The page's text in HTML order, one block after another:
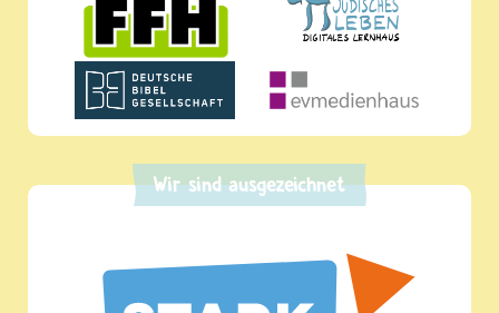
Wir sind ausgezeichnet